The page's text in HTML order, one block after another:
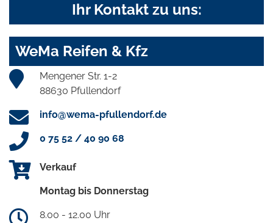
Ihr Kontakt zu uns:
WeMa Reifen & Kfz
Mengener Str. 1-2
88630 Pfullendorf
info@wema-pfullendorf.de
0 75 52 / 40 90 68
Verkauf
Montag bis Donnerstag
8.00 - 12.00 Uhr